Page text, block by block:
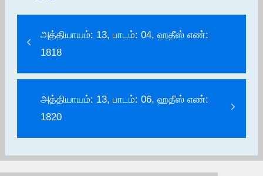
அத்தியாயம்: 13, பாடம்: 04, ஹதீஸ் எண்:
1818
அத்தியாயம்: 13, பாடம்: 06, ஹதீஸ் எண்:
1820